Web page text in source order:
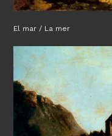
El mar / La mer